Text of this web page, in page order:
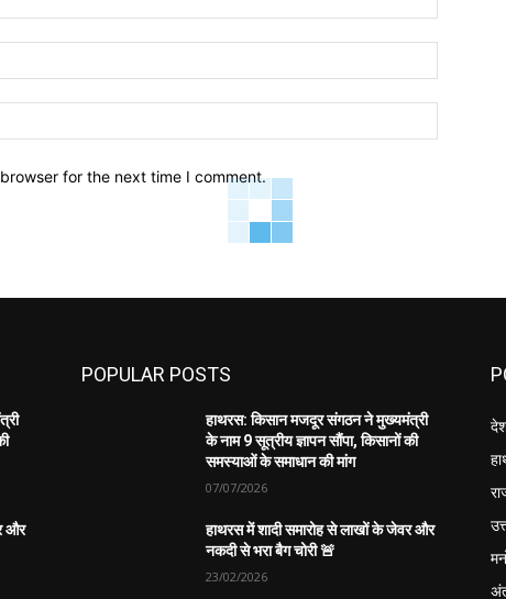
for the next time I comment.
और
POPULAR POSTS
हाथरस: किसान मजदूर संगठन ने मुख्यमंत्री
के नाम 9 सूत्रीय ज्ञापन सौंपा, किसानों की
समस्याओं के समाधान की मांग
07/07/2026
हाथरस में शादी समारोह से लाखों के जेवर और
नकदी से भरा बैग चोरी 🚨
23/02/2026